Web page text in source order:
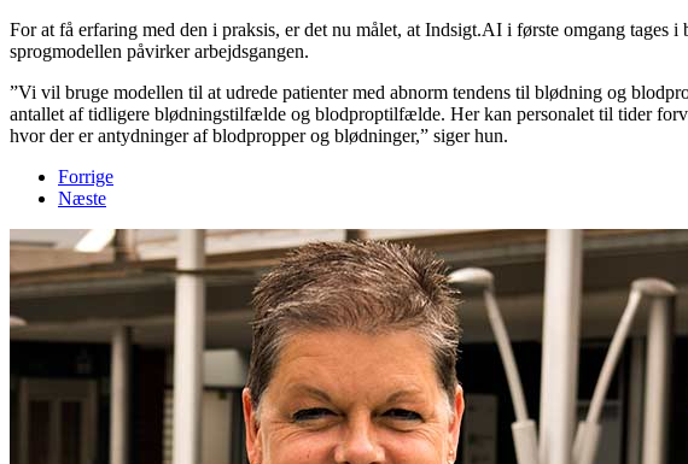
For at få erfaring med den i praksis, er det nu målet, at Indsigt.AI i første omgang
sprogmodellen påvirker arbejdsgangen.
”Vi vil bruge modellen til at udrede patienter med abnorm tendens til blødning og
antallet af tidligere blødningstilfælde og blodproptilfælde. Her kan personalet til tider
hvor der er antydninger af blodpropper og blødninger,” siger hun.
Forrige
Næste